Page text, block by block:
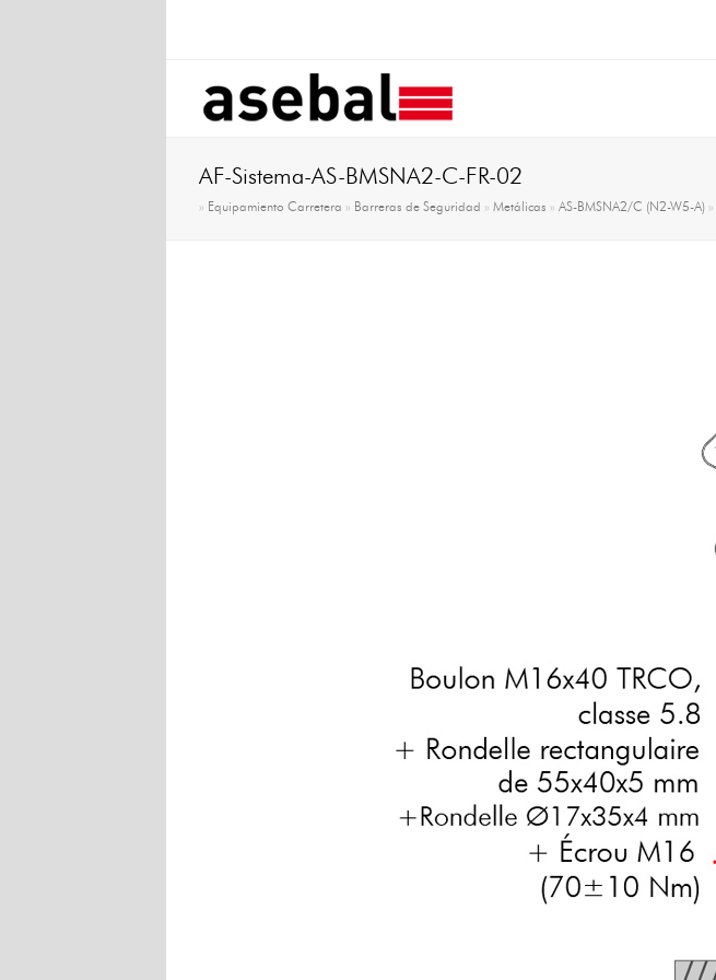
AF-Sistema-AS-BMSNA2-C-FR-02
» Equipamiento Carretera » Barreras de Seguridad » Metálicas » AS-BMSNA2/C (N2-W5-A) »